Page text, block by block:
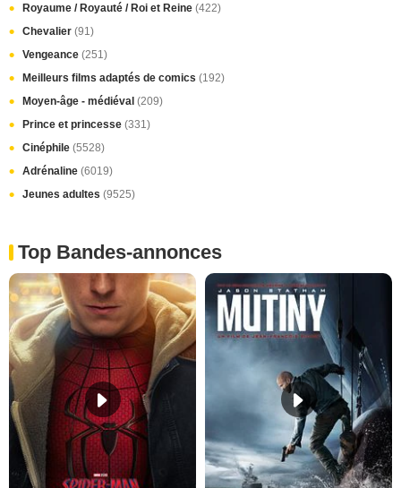
Royaume / Royauté / Roi et Reine (422)
Chevalier (91)
Vengeance (251)
Meilleurs films adaptés de comics (192)
Moyen-âge - médiéval (209)
Prince et princesse (331)
Cinéphile (5528)
Adrénaline (6019)
Jeunes adultes (9525)
Top Bandes-annonces